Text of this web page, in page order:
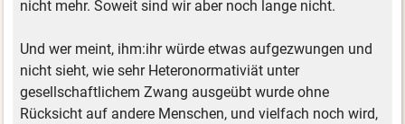
nicht mehr. Soweit sind wir aber noch lange nicht.
Und wer meint, ihm:ihr würde etwas aufgezwungen und
nicht sieht, wie sehr Heteronormativiät unter
gesellschaftlichem Zwang ausgeübt wurde ohne
Rücksicht auf andere Menschen, und vielfach noch wird,